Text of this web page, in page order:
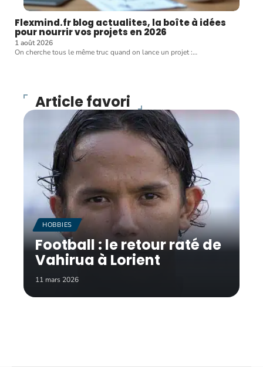
Flexmind.fr blog actualites, la boîte à idées
pour nourrir vos projets en 2026
1 août 2026
On cherche tous le même truc quand on lance un projet :…
Article favori
HOBBIES
Football : le retour raté de
Vahirua à Lorient
11 mars 2026